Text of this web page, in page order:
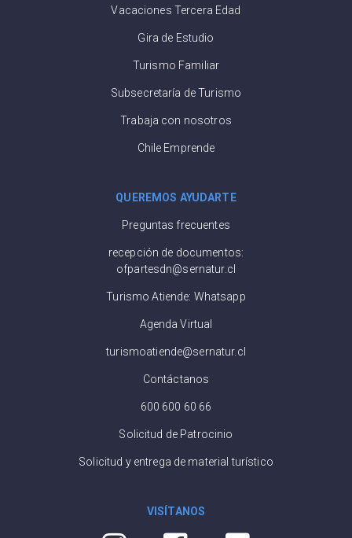
Vacaciones Tercera Edad
Gira de Estudio
Turismo Familiar
Subsecretaría de Turismo
Trabaja con nosotros
Chile Emprende
QUEREMOS AYUDARTE
Preguntas frecuentes
recepción de documentos:
ofpartesdn@sernatur.cl
Turismo Atiende: Whatsapp
Agenda Virtual
turismoatiende@sernatur.cl
Contáctanos
600 600 60 66
Solicitud de Patrocinio
Solicitud y entrega de material turístico
VISÍTANOS